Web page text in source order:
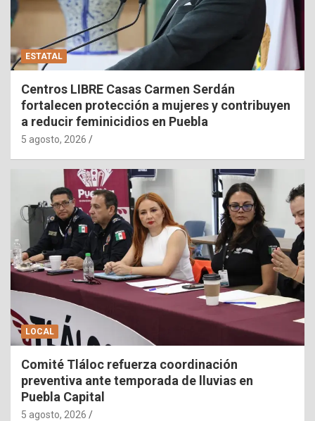
ESTATAL
Centros LIBRE Casas Carmen Serdán
fortalecen protección a mujeres y contribuyen
a reducir feminicidios en Puebla
5 agosto, 2026
LOCAL
Comité Tláloc refuerza coordinación
preventiva ante temporada de lluvias en
Puebla Capital
5 agosto, 2026